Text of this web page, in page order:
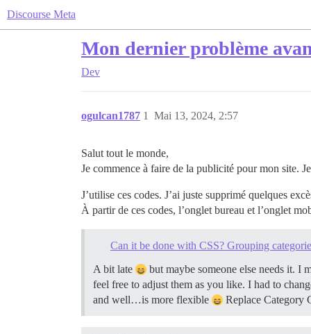
Discourse Meta
Mon dernier problème
Dev
ogulcan1787 Mai 13, 2024, 2:57
1
Salut tout le monde,
Je commence à faire de la publicité pour mon site.
J’utilise ces codes. J’ai juste supprimé quelques
À partir de ces codes, l’onglet bureau et l’onglet
Can it be done with CSS? Grouping
A bit late
but maybe someone else needs it. I
feel free to adjust them as you like. I had to
and well…is more flexible
Replace Category